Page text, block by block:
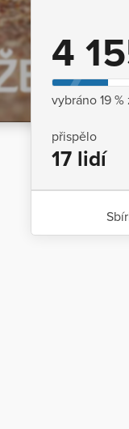
4
vybráno 19 %
přispělo
17 lidí